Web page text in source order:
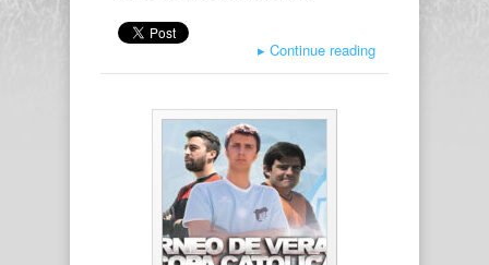
▸ Continue reading